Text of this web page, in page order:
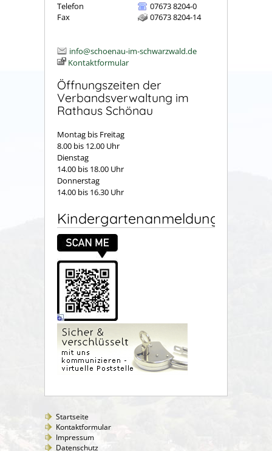
Telefon
07673 8204-0
Fax
07673 8204-14
info@schoenau-im-schwarzwald.de
Kontaktformular
Öffnungszeiten der
Verbandsverwaltung im
Rathaus Schönau
Montag bis Freitag
8.00 bis 12.00 Uhr
Dienstag
14.00 bis 18.00 Uhr
Donnerstag
14.00 bis 16.30 Uhr
Kindergartenanmeldung
Startseite
Kontaktformular
Impressum
Datenschutz